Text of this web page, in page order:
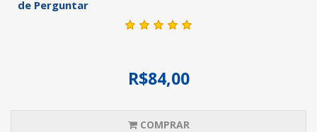
de Perguntar
R$84,00
COMPRAR